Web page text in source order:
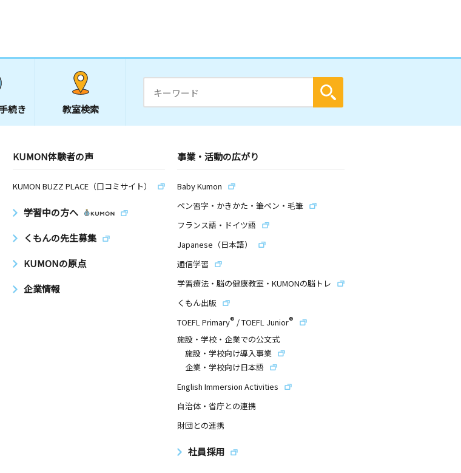
続き 教室検索
KUMON体験者の声
KUMON BUZZ PLACE（口コミサイト）
学習中の方へ
くもんの先生募集
KUMONの原点
企業情報
事業・活動の広がり
Baby Kumon
ペン習字・かきかた・筆ペン・毛筆
フランス語・ドイツ語
Japanese（日本語）
通信学習
学習療法・脳の健康教室・KUMONの脳トレ
くもん出版
TOEFL Primary® /TOEFL Junior®
施設・学校・企業での公文式
施設・学校向け導入事業
企業・学校向け日本語
English Immersion Activities
自治体・省庁との連携
財団との連携
社員採用